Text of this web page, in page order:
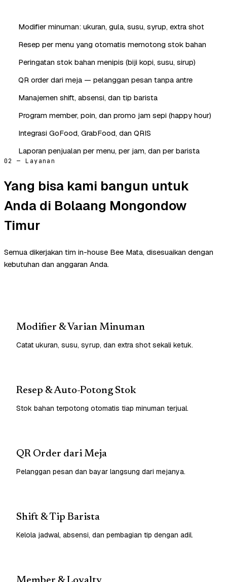
Modifier minuman: ukuran, gula, susu, syrup, extra shot
Resep per menu yang otomatis memotong stok bahan
Peringatan stok bahan menipis (biji kopi, susu, sirup)
QR order dari meja — pelanggan pesan tanpa antre
Manajemen shift, absensi, dan tip barista
Program member, poin, dan promo jam sepi (happy hour)
Integrasi GoFood, GrabFood, dan QRIS
Laporan penjualan per menu, per jam, dan per barista
02 — Layanan
Yang bisa kami bangun untuk
Anda di Bolaang Mongondow
Timur
Semua dikerjakan tim in-house Bee Mata, disesuaikan dengan
kebutuhan dan anggaran Anda.
Modifier & Varian Minuman
Catat ukuran, susu, syrup, dan extra shot sekali ketuk.
Resep & Auto-Potong Stok
Stok bahan terpotong otomatis tiap minuman terjual.
QR Order dari Meja
Pelanggan pesan dan bayar langsung dari mejanya.
Shift & Tip Barista
Kelola jadwal, absensi, dan pembagian tip dengan adil.